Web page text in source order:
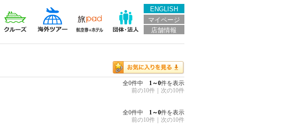
ENGLISH
マイページ
店舗情報
全0件中 1～0件を表示
前の10件
次の10件
全0件中 1～0件を表示
前の10件
次の10件